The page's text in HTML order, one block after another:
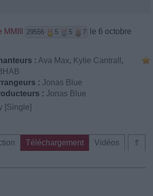
29556 5 5 7
le 6 octobre
: Ava Max, Kylie Cantrall ,
: Jonas Blue
: Jonas Blue
[Single]
⇑
Téléchargement
Vidéos